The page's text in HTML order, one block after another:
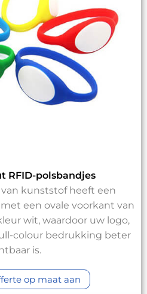
RFID-polsbandjes
kunststof heeft een
een ovale voorkant van
wit, waardoor uw logo,
colour bedrukking beter
is.
op maat aan